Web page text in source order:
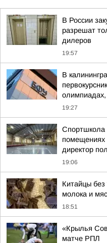
В России
разрешат
дилеров
19:57
В
19:27
Спортшкола
помещениях
директор
19:06
Китайцы без
молока и
18:51
«Крылья
матче РПЛ